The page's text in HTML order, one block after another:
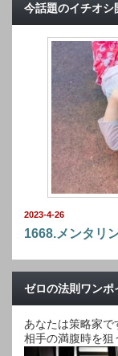
今話題のイチオシ
2023-4-26
1668.メンタリ
ゼロの法則ワンポ
あなたは策略家で
相手の満腹時を狙